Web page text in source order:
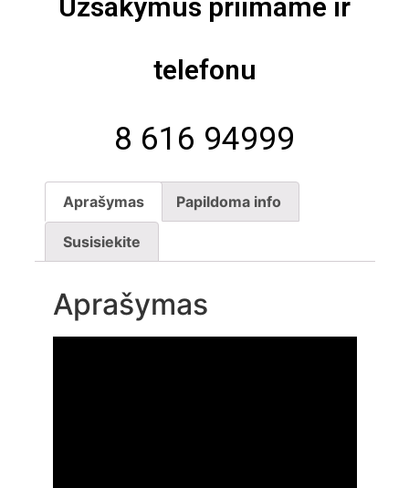
Užsakymus priimame ir
telefonu
8 616 94999
Aprašymas Papildoma info
Susisiekite
Aprašymas